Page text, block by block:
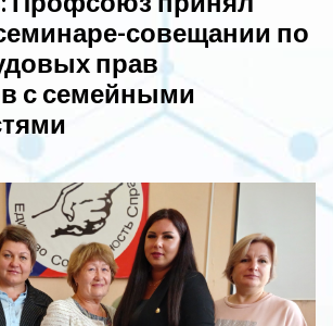
совещании по
прав
с семейными